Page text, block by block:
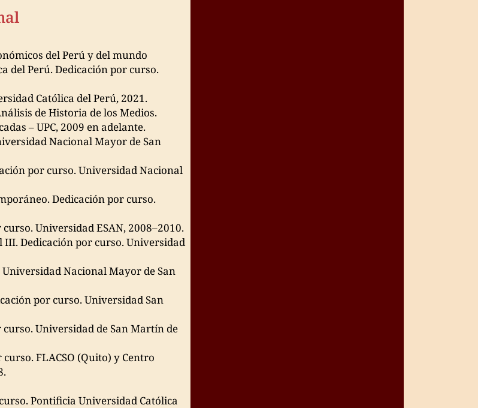
del Perú y del mundo
del Perú. Dedicación por curso.
Católica del Perú, 2021.
de Historia de los Medios.
– UPC, 2009 en adelante.
Nacional Mayor de San
por curso. Universidad Nacional
Dedicación por curso.
Universidad ESAN, 2008–2010.
Dedicación por curso. Universidad
Nacional Mayor de San
por curso. Universidad San
Universidad de San Martín de
FLACSO (Quito) y Centro
Pontificia Universidad Católica